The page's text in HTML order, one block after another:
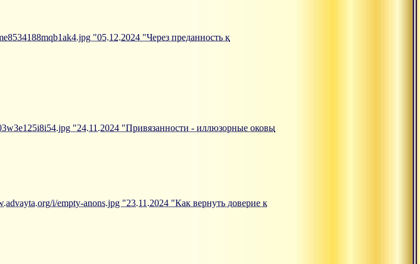
"05.12.2024 "Через преданность к
"24.11.2024 "Привязанности - иллюзорные оковы
i/empty-anons.jpg "23.11.2024 "Как вернуть доверие к